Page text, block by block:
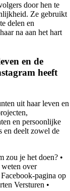
door hen te
Ze gebruikt
delen en
na aan het hart
en de
heeft
uit haar leven en
en persoonlijke
en deelt zowel de
zou je het doen? •
over
pagina op
Versturen •